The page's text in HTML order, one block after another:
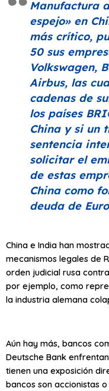
Manufactura
espejo»en
más crítico,
50 sus
Volkswagen,
Airbus, las
cadenas de
los países
China y si un
sentencia
solicitar el
de estas
China como
deuda de
China e India han
mecanismos legales de
orden judicial rusa
por ejemplo, como
la industria alemana
Aún hay más, bancos
Deutsche Bank
tienen una exposición
bancos son accionistas